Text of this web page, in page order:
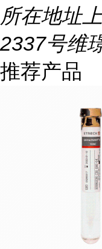
所在地址
2337号维
推荐产品